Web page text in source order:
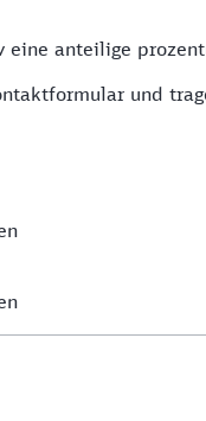
anteilige
und